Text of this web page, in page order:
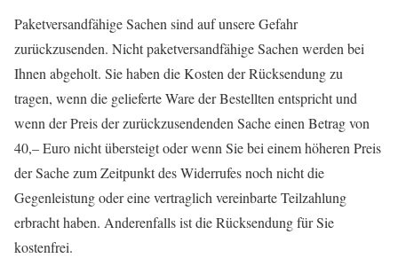
Paketversandfähige Sachen sind auf unsere Gefahr
zurückzusenden. Nicht paketversandfähige Sachen werden bei
Ihnen abgeholt. Sie haben die Kosten der Rücksendung zu
tragen, wenn die gelieferte Ware der Bestellten entspricht und
wenn der Preis der zurückzusendenden Sache einen Betrag von
40,– Euro nicht übersteigt oder wenn Sie bei einem höheren Preis
der Sache zum Zeitpunkt des Widerrufes noch nicht die
Gegenleistung oder eine vertraglich vereinbarte Teilzahlung
erbracht haben. Anderenfalls ist die Rücksendung für Sie
kostenfrei.